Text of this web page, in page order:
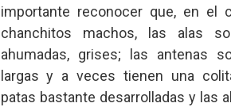
importante reconocer que, en el
chanchitos machos, las alas
ahumadas, grises; las antenas
largas y a veces tienen una
patas bastante desarrolladas y las